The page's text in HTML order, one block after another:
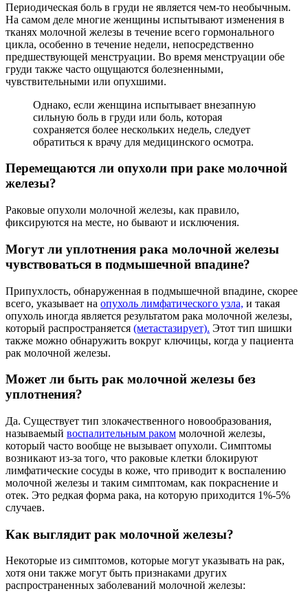
Периодическая боль в груди не является чем-то необычным.
На самом деле многие женщины испытывают изменения в
тканях молочной железы в течение всего гормонального
цикла, особенно в течение недели, непосредственно
предшествующей менструации. Во время менструации обе
груди также часто ощущаются болезненными,
чувствительными или опухшими.
Однако, если женщина испытывает внезапную
сильную боль в груди или боль, которая
сохраняется более нескольких недель, следует
обратиться к врачу для медицинского осмотра.
Перемещаются ли опухоли при раке молочной
железы?
Раковые опухоли молочной железы, как правило,
фиксируются на месте, но бывают и исключения.
Могут ли уплотнения рака молочной железы
чувствоваться в подмышечной впадине?
Припухлость, обнаруженная в подмышечной впадине, скорее
всего, указывает на опухоль лимфатического узла, и такая
опухоль иногда является результатом рака молочной железы,
который распространяется (метастазирует). Этот тип шишки
также можно обнаружить вокруг ключицы, когда у пациента
рак молочной железы.
Может ли быть рак молочной железы без
уплотнения?
Да. Существует тип злокачественного новообразования,
называемый воспалительным раком молочной железы,
который часто вообще не вызывает опухоли. Симптомы
возникают из-за того, что раковые клетки блокируют
лимфатические сосуды в коже, что приводит к воспалению
молочной железы и таким симптомам, как покраснение и
отек. Это редкая форма рака, на которую приходится 1%-5%
случаев.
Как выглядит рак молочной железы?
Некоторые из симптомов, которые могут указывать на рак,
хотя они также могут быть признаками других
распространенных заболеваний молочной железы: